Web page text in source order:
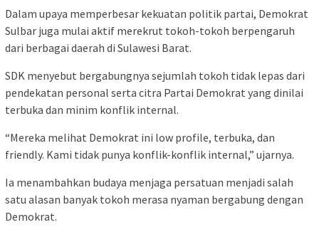
Dalam upaya memperbesar kekuatan politik partai, Demokrat
Sulbar juga mulai aktif merekrut tokoh-tokoh berpengaruh
dari berbagai daerah di Sulawesi Barat.
SDK menyebut bergabungnya sejumlah tokoh tidak lepas dari
pendekatan personal serta citra Partai Demokrat yang dinilai
terbuka dan minim konflik internal.
“Mereka melihat Demokrat ini low profile, terbuka, dan
friendly. Kami tidak punya konflik-konflik internal,” ujarnya.
Ia menambahkan budaya menjaga persatuan menjadi salah
satu alasan banyak tokoh merasa nyaman bergabung dengan
Demokrat.